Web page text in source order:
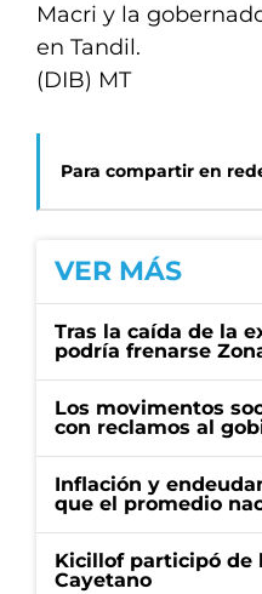
Macri y la
en Tandil.
(DIB) MT
Para compartir en
VER MÁS
Tras la caída de la
podría frenarse
Los movimentos
con reclamos al
Inflación y
que el promedio
Kicillof participó de
Cayetano